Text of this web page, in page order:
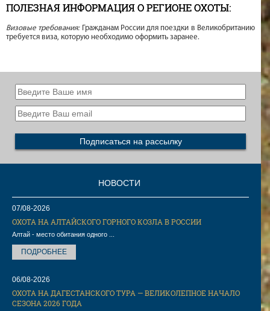
ПОЛЕЗНАЯ ИНФОРМАЦИЯ О РЕГИОНЕ ОХОТЫ:
Визовые требования:Гражданам России для поездки в Великобританию
требуется виза, которую необходимо оформить заранее.
07/08-2026
ОХОТА НА АЛТАЙСКОГО ГОРНОГО КОЗЛА В РОССИИ
Алтай - место обитания одного ...
ПОДРОБНЕЕ
06/08-2026
ОХОТА НА ДАГЕСТАНСКОГО ТУРА — ВЕЛИКОЛЕПНОЕ НАЧАЛО
СЕЗОНА 2026 ГОДА